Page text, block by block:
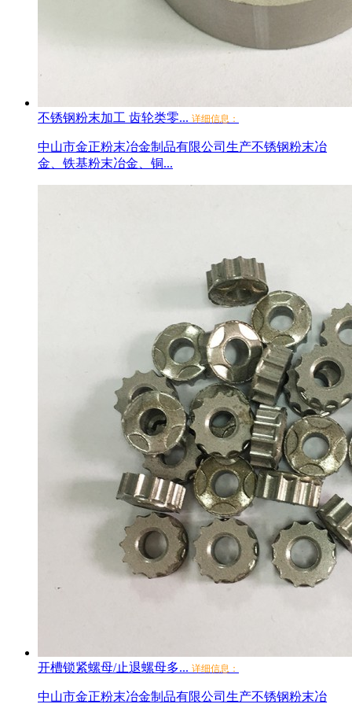
不锈钢粉末加工 齿轮类零... 详细信息：
中山市金正粉末冶金制品有限公司生产不锈钢粉末冶
金、铁基粉末冶金、铜...
开槽锁紧螺母/止退螺母多... 详细信息：
中山市金正粉末冶金制品有限公司生产不锈钢粉末冶